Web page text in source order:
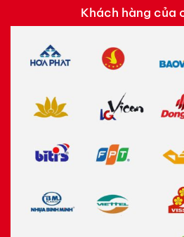
Khách hàng của